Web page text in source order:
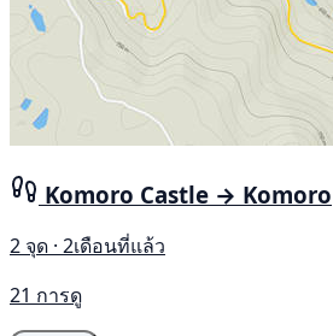
Komoro Castle → Komoro
2 จุด · 2เดือนที่แล้ว
21 การดู